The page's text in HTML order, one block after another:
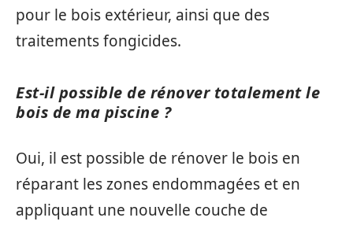
pour le bois extérieur, ainsi que des
traitements fongicides.
Est-il possible de rénover totalement le
bois de ma piscine ?
Oui, il est possible de rénover le bois en
réparant les zones endommagées et en
appliquant une nouvelle couche de